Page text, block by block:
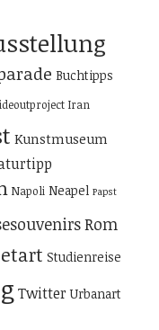
Buchtipps
Iran
Kunstmuseum
Napoli Neapel Papst
Rom
Studienreise
Twitter Urbanart